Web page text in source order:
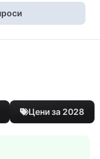
Цени за 2028